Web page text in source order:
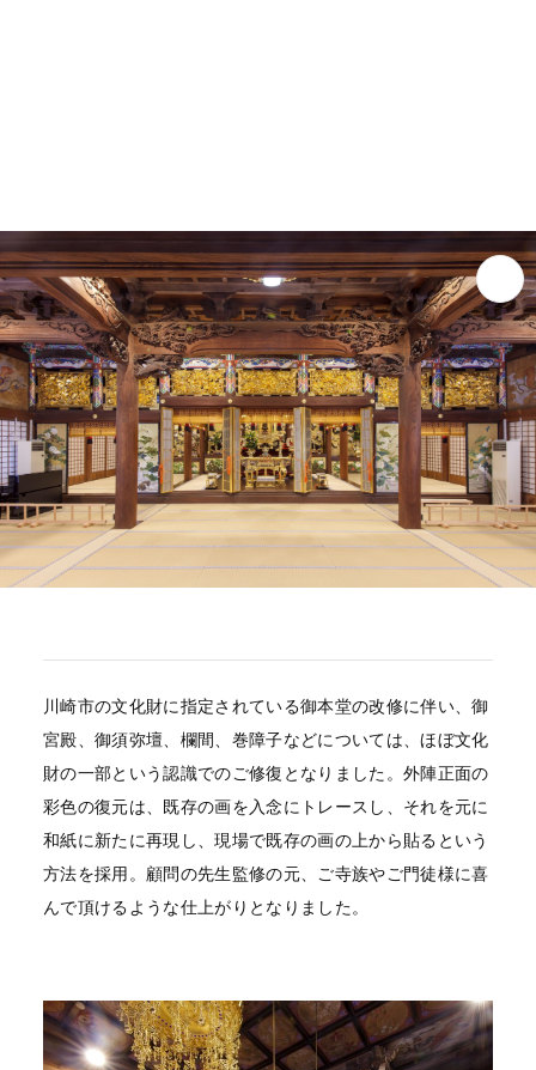
川崎市の文化財に指定されている御本堂の改修に伴い、御
宮殿、御須弥壇、欄間、巻障子などについては、ほぼ文化
財の一部という認識でのご修復となりました。外陣正面の
彩色の復元は、既存の画を入念にトレースし、それを元に
和紙に新たに再現し、現場で既存の画の上から貼るという
方法を採用。顧問の先生監修の元、ご寺族やご門徒様に喜
んで頂けるような仕上がりとなりました。